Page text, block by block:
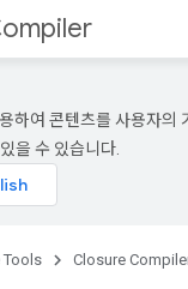
하여 콘텐츠를 사용자의
을 수 있습니다.
Tools Closure